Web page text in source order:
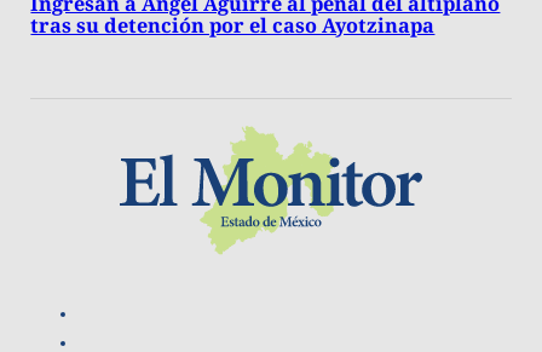
tras su detención por el caso Ayotzinapa